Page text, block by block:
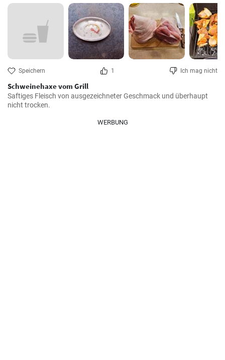
Speichern 1 Ich mag nicht
Schweinehaxe vom Grill
Saftiges Fleisch von ausgezeichneter Geschmack und überhaupt
nicht trocken.
WERBUNG